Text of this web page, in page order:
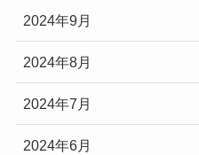
2024年9月
2024年8月
2024年7月
2024年6月